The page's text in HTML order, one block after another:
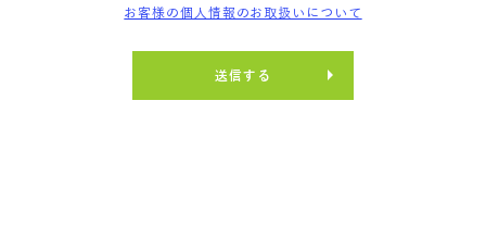
お客様の個人情報のお取扱いについて